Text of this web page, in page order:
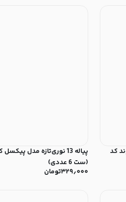
کد
(ست 6 عددی)
۳۲۹٫۰۰۰تومان